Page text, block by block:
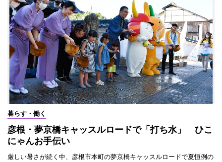
暮らす・働く
彦根・夢京橋キャッスルロードで「打ち水」 ひこ
にゃんお手伝い
厳しい暑さが続く中、彦根市本町の夢京橋キャッスルロードで夏恒例の